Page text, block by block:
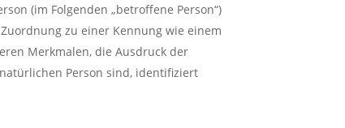
(im Folgenden „betroffene Person“)
zu einer Kennung wie einem
Merkmalen, die Ausdruck der
Person sind, identifiziert